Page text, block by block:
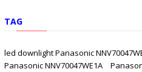
TAG
led downlight Panasonic
Panasonic NNV70047WE1A